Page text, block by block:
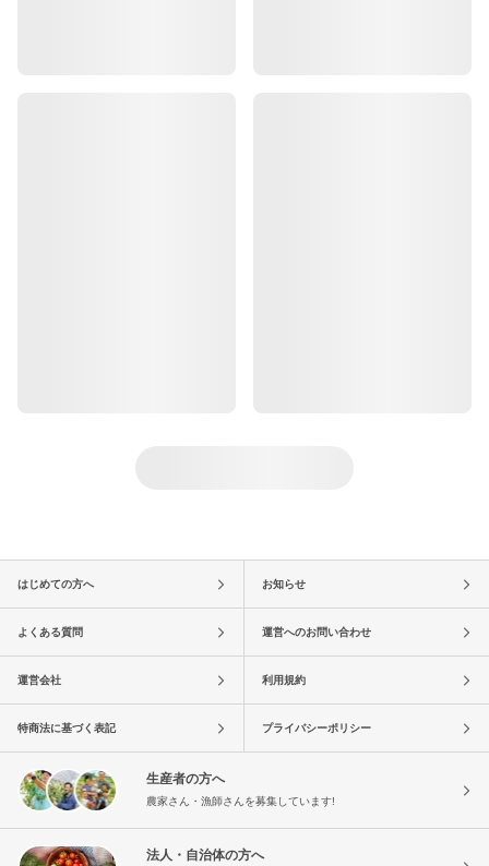
はじめての方へ お知らせ
よくある質問 運営へのお問い合わせ
運営会社 利用規約
特商法に基づく表記 プライバシーポリシー
生産者の方へ
農家さん・漁師さんを募集しています!
法人・自治体の方へ